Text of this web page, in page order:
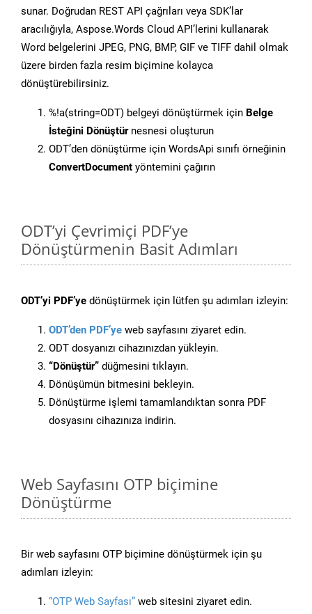
sunar. Doğrudan REST API çağrıları veya SDK’lar
aracılığıyla, Aspose.Words Cloud API’lerini kullanarak
Word belgelerini JPEG, PNG, BMP, GIF ve TIFF dahil olmak
üzere birden fazla resim biçimine kolayca
dönüştürebilirsiniz.
%!a(string=ODT) belgeyi dönüştürmek için Belge
İsteğini Dönüştürnesnesi oluşturun
ODT’den dönüştürme için WordsApi sınıfı örneğinin
ConvertDocument yöntemini çağırın
ODT’yi Çevrimiçi PDF’ye
Dönüştürmenin Basit Adımları
ODT’yi PDF’ye dönüştürmek için lütfen şu adımları izleyin:
ODT’den PDF’ye web sayfasını ziyaret edin.
ODT dosyanızı cihazınızdan yükleyin.
“Dönüştür” düğmesini tıklayın.
Dönüşümün bitmesini bekleyin.
Dönüştürme işlemi tamamlandıktan sonra PDF
dosyasını cihazınıza indirin.
Web Sayfasını OTP biçimine
Dönüştürme
Bir web sayfasını OTP biçimine dönüştürmek için şu
adımları izleyin:
“OTP Web Sayfası” web sitesini ziyaret edin.